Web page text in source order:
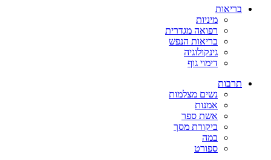
בריאות
מיניות
רפואה מגדרית
בריאות הנפש
גינקולוגיה
דימוי גוף
תרבות
נשים מצלמות
אמנות
אשת ספר
ביקורת מסך
במה
ספורט